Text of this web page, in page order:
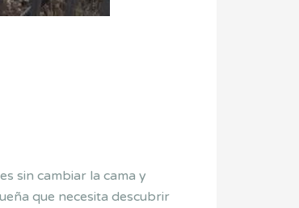
sin cambiar la cama y
que necesita descubrir